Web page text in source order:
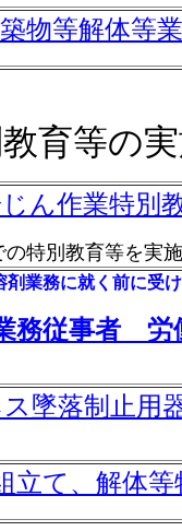
物等解体等
育等の
ん作業特別
の特別教育等を実施
剤業務に就く前に受
務従事者 労
墜落制止用
立て、解体等